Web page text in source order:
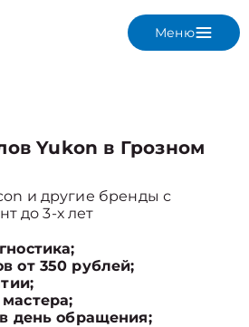
Меню
Yukon в Грозном
и другие бренды с
до 3-х лет
от 350 рублей;
день обращения;